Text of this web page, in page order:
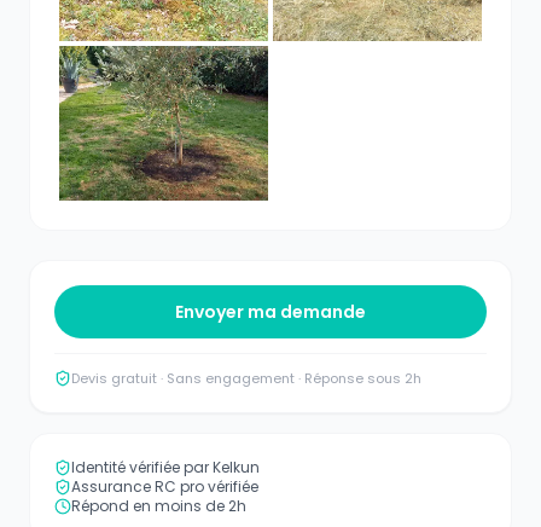
Envoyer ma demande
Devis gratuit · Sans engagement · Réponse sous 2h
Identité vérifiée par Kelkun
Assurance RC pro vérifiée
Répond en moins de 2h